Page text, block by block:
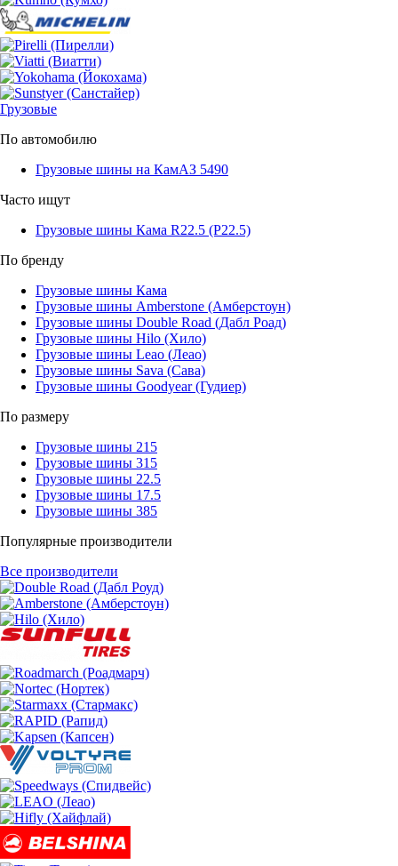
Грузовые
По автомобилю
Грузовые шины на КамАЗ 5490
Часто ищут
Грузовые шины Кама R22.5 (Р22.5)
По бренду
Грузовые шины Кама
Грузовые шины Amberstone (Амберстоун)
Грузовые шины Double Road (Дабл Роад)
Грузовые шины Hilo (Хило)
Грузовые шины Leao (Леао)
Грузовые шины Sava (Сава)
Грузовые шины Goodyear (Гудиер)
По размеру
Грузовые шины 215
Грузовые шины 315
Грузовые шины 22.5
Грузовые шины 17.5
Грузовые шины 385
Популярные производители
Все производители